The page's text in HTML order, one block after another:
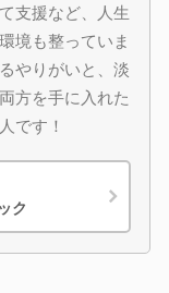
支援など、人生
境も整っていま
やりがいと、淡
方を手に入れた
です！
ク